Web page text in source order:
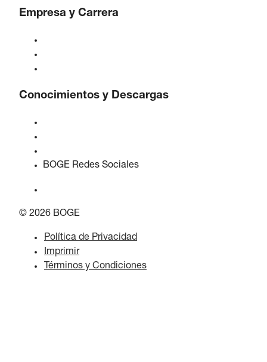
Empresa y Carrera
Conocimientos y Descargas
BOGE Redes Sociales
© 2026 BOGE
Política de Privacidad
Imprimir
Términos y Condiciones